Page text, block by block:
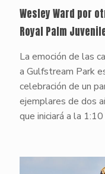
Wesley Ward por
Royal Palm
La emoción de las
a Gulfstream Park
celebración de un
ejemplares de dos
que iniciará a la